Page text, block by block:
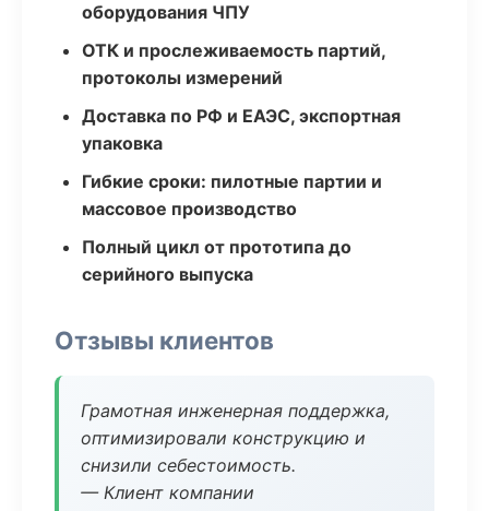
оборудования ЧПУ
ОТК и прослеживаемость партий,
протоколы измерений
Доставка по РФ и ЕАЭС, экспортная
упаковка
Гибкие сроки: пилотные партии и
массовое производство
Полный цикл от прототипа до
серийного выпуска
Отзывы клиентов
Грамотная инженерная поддержка,
оптимизировали конструкцию и
снизили себестоимость.
— Клиент компании